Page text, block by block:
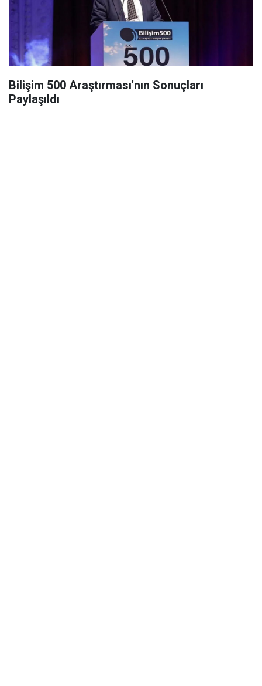
Bilişim 500 Araştırması'nın Sonuçları
Paylaşıldı